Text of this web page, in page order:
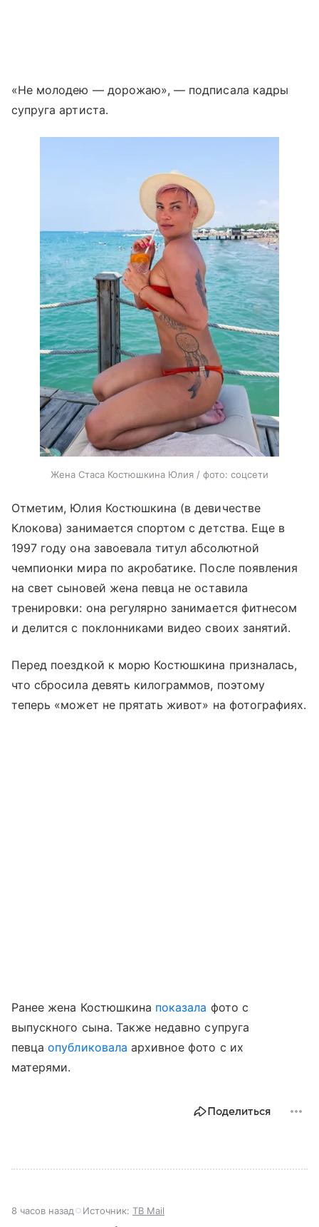
«Не молодею — дорожаю», — подписала кадры
супруга артиста.
Жена Стаса Костюшкина Юлия / фото: соцсети
Отметим, Юлия Костюшкина (в девичестве
Клокова) занимается спортом с детства. Еще в
1997 году она завоевала титул абсолютной
чемпионки мира по акробатике. После появления
на свет сыновей жена певца не оставила
тренировки: она регулярно занимается фитнесом
и делится с поклонниками видео своих занятий.
Перед поездкой к морю Костюшкина призналась,
что сбросила девять килограммов, поэтому
теперь «может не прятать живот» на фотографиях.
Ранее жена Костюшкина показала фото с
выпускного сына. Также недавно супруга
певцаопубликовала архивное фото с их
матерями.
Поделиться
8 часов назад Источник: ТВ Mail